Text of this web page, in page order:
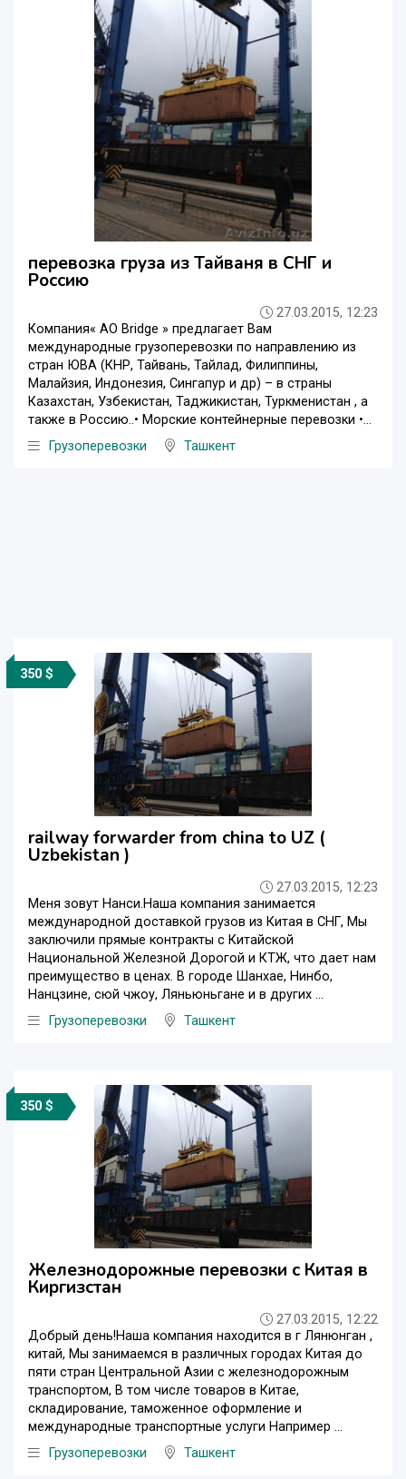
перевозка груза из Тайваня в СНГ и
Россию
27.03.2015, 12:23
Компания« AO Bridge » предлагает Вам
международные грузоперевозки по направлению из
стран ЮВА (КНР, Тайвань, Тайлад, Филиппины,
Малайзия, Индонезия, Сингапур и др) – в страны
Казахстан, Узбекистан, Таджикистан, Туркменистан , а
также в Россию..• Морские контейнерные перевозки •...
Грузоперевозки
Ташкент
350 $
railway forwarder from china to UZ (
Uzbekistan )
27.03.2015, 12:23
Меня зовут Нанси.Наша компания занимается
международной доставкой грузов из Китая в СНГ, Мы
заключили прямые контракты с Китайской
Национальной Железной Дорогой и КТЖ, что дает нам
преимущество в ценах. В городе Шанхае, Нинбо,
Нанцзине, сюй чжоу, Ляньюньгане и в других ...
Грузоперевозки
Ташкент
350 $
Железнодорожные перевозки с Китая в
Киргизстан
27.03.2015, 12:22
Добрый день!Наша компания находится в г Лянюнган ,
китай, Мы занимаемся в различных городах Китая до
пяти стран Центральной Азии с железнодорожным
транспортом, В том числе товаров в Китае,
складирование, таможенное оформление и
международные транспортные услуги Например ...
Грузоперевозки
Ташкент